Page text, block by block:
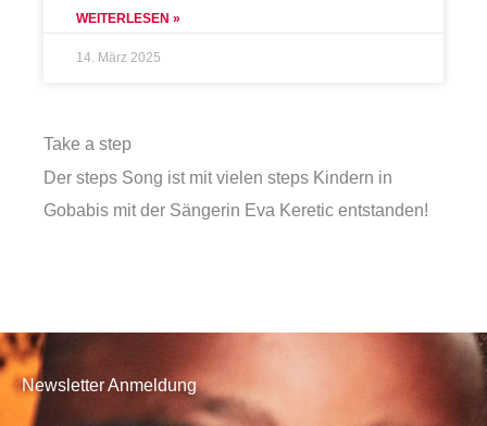
WEITERLESEN »
14. März 2025
Take a step
Der steps Song ist mit vielen steps Kindern in
Gobabis mit der Sängerin Eva Keretic entstanden!
Newsletter Anmeldung